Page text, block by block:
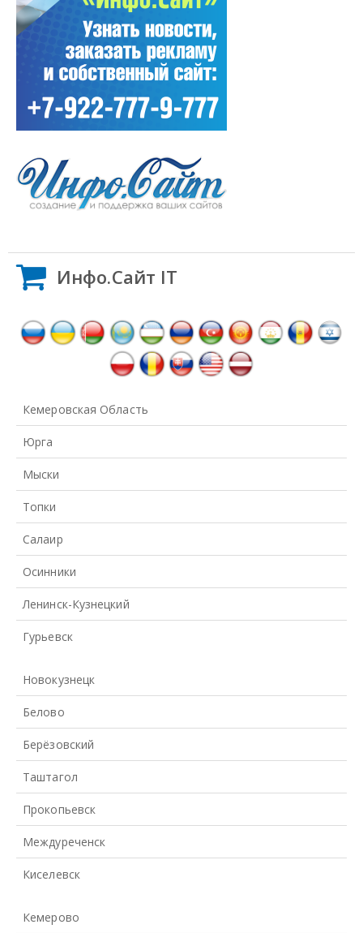
Инфо.Сайт IT
Кемеровская Область
Юрга
Мыски
Топки
Салаир
Осинники
Ленинск-Кузнецкий
Гурьевск
Новокузнецк
Белово
Берёзовский
Таштагол
Прокопьевск
Междуреченск
Киселевск
Кемерово